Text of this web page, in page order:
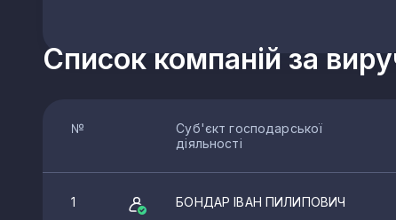
Список компаній за
№
Суб'єкт господарської
діяльності
1 БОНДАР ІВАН ПИЛИПОВИЧ